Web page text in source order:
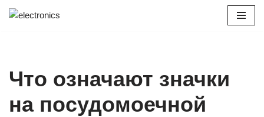
Что означают значки
на посудомоечной